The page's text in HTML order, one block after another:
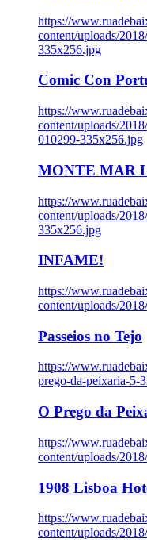
https://
content/uploads/
335x256.jpg
Comic Con
https://
content/uploads/
010299-335x256.jpg
MONTE MAR
https://
content/uploads/
335x256.jpg
INFAME!
https://
content/uploads/
Passeios no Tejo
https://
prego-da-peixaria-5-
O Prego da
https://
content/uploads/
1908 Lisboa
https://
content/uploads/